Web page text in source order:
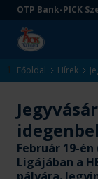
Ugrás
tartalomra
Ugrás
aljára
OTP Bank-PICK
Kezdőlap
Főoldal Hírek
Február 19-
Ligájában a